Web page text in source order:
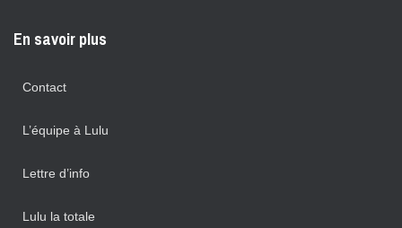
En savoir plus
Contact
L’équipe à Lulu
Lettre d’info
Lulu la totale